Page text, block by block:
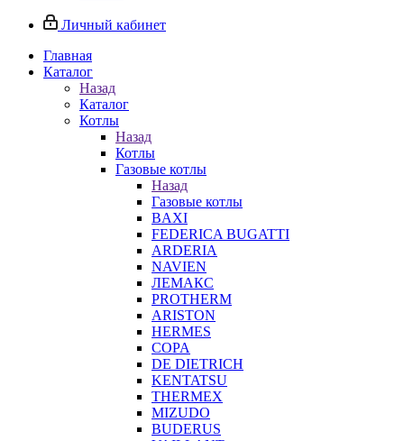
Личный кабинет
Главная
Каталог
Назад
Каталог
Котлы
Назад
Котлы
Газовые котлы
Назад
Газовые котлы
BAXI
FEDERICA BUGATTI
ARDERIA
NAVIEN
ЛЕМАКС
PROTHERM
ARISTON
HERMES
COPA
DE DIETRICH
KENTATSU
THERMEX
MIZUDO
BUDERUS